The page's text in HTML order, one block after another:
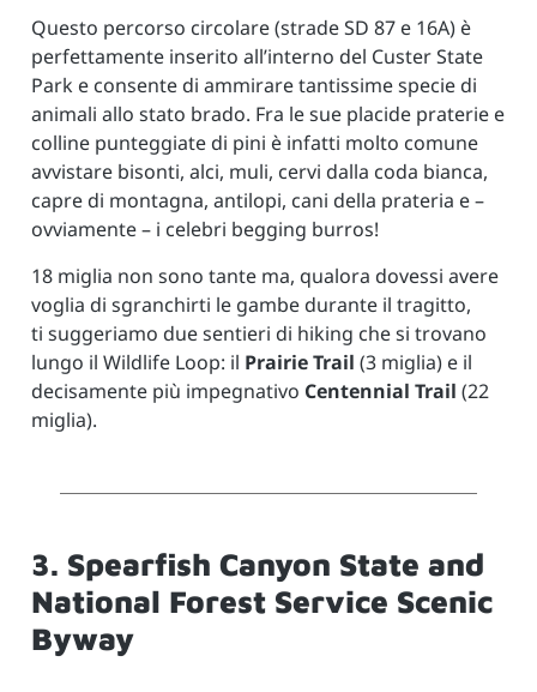
Questo percorso circolare (strade SD 87 e 16A) è
perfettamente inserito all’interno del Custer State
Park e consente di ammirare tantissime specie di
animali allo stato brado. Fra le sue placide praterie e
colline punteggiate di pini è infatti molto comune
avvistare bisonti, alci, muli, cervi dalla coda bianca,
capre di montagna, antilopi, cani della prateria e –
ovviamente – i celebri begging burros!
18 miglia non sono tante ma, qualora dovessi avere
voglia di sgranchirti le gambe durante il tragitto,
ti suggeriamo due sentieri di hiking che si trovano
lungo il Wildlife Loop: il Prairie Trail (3 miglia) e il
decisamente più impegnativo Centennial Trail (22
miglia).
3. Spearfish Canyon State and
National Forest Service Scenic
Byway